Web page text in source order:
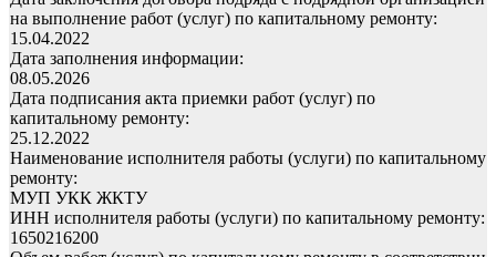
на выполнение работ (услуг) по капитальному ремонту:
15.04.2022
Дата заполнения информации:
08.05.2026
Дата подписания акта приемки работ (услуг) по
капитальному ремонту:
25.12.2022
Наименование исполнителя работы (услуги) по капитальному
ремонту:
МУП УКК ЖКТУ
ИНН исполнителя работы (услуги) по капитальному ремонту:
1650216200